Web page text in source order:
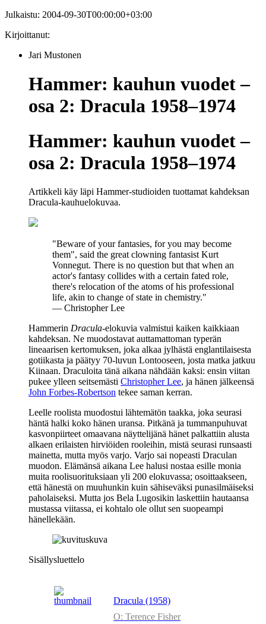
Julkaistu: 2004-09-30T00:00:00+03:00
Kirjoittanut:
Jari Mustonen
Hammer: kauhun vuodet –
osa 2: Dracula 1958–1974
Hammer: kauhun vuodet –
osa 2: Dracula 1958–1974
Artikkeli käy läpi Hammer-studioiden tuottamat kahdeksan
Dracula-kauhuelokuvaa.
"Beware of your fantasies, for you may become
them", said the great clowning fantasist Kurt
Vonnegut. There is no question but that when an
actor's fantasy collides with a certain fated role,
there's relocation of the atoms of his professional
life, akin to change of state in chemistry."
— Christopher Lee
Hammerin Dracula-elokuvia valmistui kaiken kaikkiaan
kahdeksan. Ne muodostavat auttamattoman typerän
lineaarisen kertomuksen, joka alkaa jylhästä englantilaisesta
gotiikasta ja päätyy 70‑luvun Lontooseen, josta matka jatkuu
Kiinaan. Draculoita tänä aikana nähdään kaksi: ensin viitan
pukee ylleen seitsemästi Christopher Lee, ja hänen jälkeensä
John Forbes-Robertson tekee saman kerran.
Leelle roolista muodostui lähtemätön taakka, joka seurasi
häntä halki koko hänen uransa. Pitkänä ja tummanpuhuvat
kasvonpiirteet omaavana näyttelijänä hänet palkattiin alusta
alkaen erilaisten hirviöiden rooleihin, mistä seurasi runsaasti
mainetta, mutta myös varjo. Varjo sai nopeasti Draculan
muodon. Elämänsä aikana Lee halusi nostaa esille monia
muita roolisuorituksiaan yli 200 elokuvassa; osoittaakseen,
että hänestä on muuhunkin kuin sähiseväksi punasilmäiseksi
paholaiseksi. Mutta jos Bela Lugosikin laskettiin hautaansa
mustassa viitassa, ei kohtalo ole ollut sen suopeampi
hänellekään.
Sisällysluettelo
Dracula (1958)
O: Terence Fisher